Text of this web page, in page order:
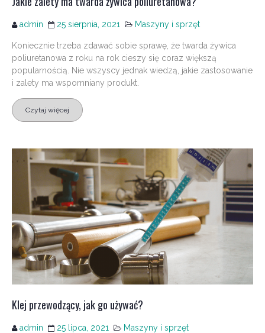
admin 25 sierpnia, 2021 Maszyny i sprzęt
Koniecznie trzeba zdawać sobie sprawę, że twarda żywica
poliuretanowa z roku na rok cieszy się coraz większą
popularnością. Nie wszyscy jednak wiedzą, jakie zastosowanie
i zalety ma wspomniany produkt.
Czytaj więcej
Klej przewodzący, jak go używać?
admin 25 lipca, 2021 Maszyny i sprzęt